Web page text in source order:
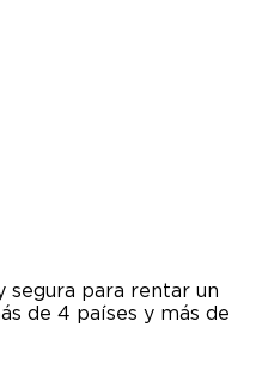
segura para rentar un
de 4 países y más de